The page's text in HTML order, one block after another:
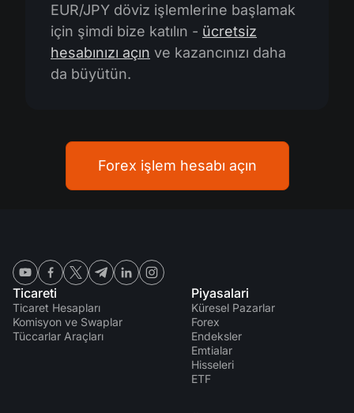
EUR/JPY döviz işlemlerine başlamak
için şimdi bize katılın - ücretsiz
hesabınızı açın ve kazancınızı daha
da büyütün.
Forex işlem hesabı açın
Ticareti
Ticaret Hesapları
Komisyon ve Swaplar
Tüccarlar Araçları
Piyasalari
Küresel Pazarlar
Forex
Endeksler
Emtialar
Hisseleri
ETF